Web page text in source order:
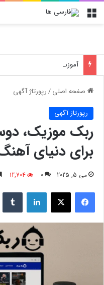
منو
آموزش تعویض فیلتر کولر
صفحه اصلی/رپورتاژ آگهی
رپورتاژ آگهی
ربک موزیک،
برای دنیای
می 5, 2025 0
12,704
فیسبوک لینکدین